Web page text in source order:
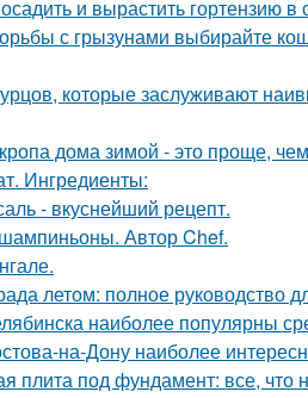
и вырастить гортензию в
с грызунами выбирайте
которые заслуживают
дома зимой - это проще,
Ингредиенты:
- вкуснейший рецепт.
Автор Chef.
летом: полное руководство
наиболее популярны
на-Дону наиболее
плита под фундамент: все, что